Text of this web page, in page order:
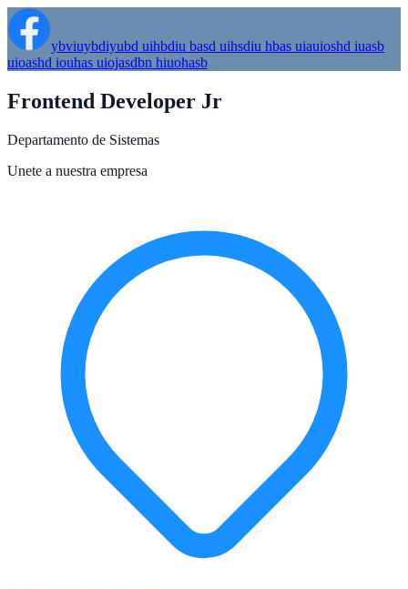
ybviuybdiyubd uihbdiu basd uihsdiu hbas uiauioshd iuasb
uioashd iouhas uiojasdbn hiuohasb
Frontend Developer Jr
Departamento de Sistemas
Unete a nuestra empresa